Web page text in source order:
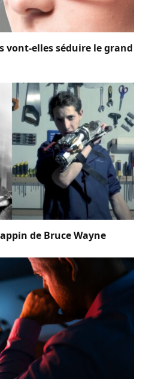
vont-elles séduire le grand
de Bruce Wayne